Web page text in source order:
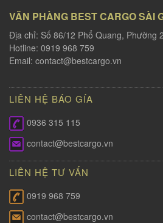
VĂN PHÀNG BEST CARGO SÀI
Địa chỉ: Số 86/12 Phổ Quang, Phường
Hotline: 0919 968 759
Email: contact@bestcargo.vn
LIÊN HỆ BÁO GÍA
0936 315 115
contact@bestcargo.vn
LIÊN HỆ TƯ VẤN
0919 968 759
contact@bestcargo.vn